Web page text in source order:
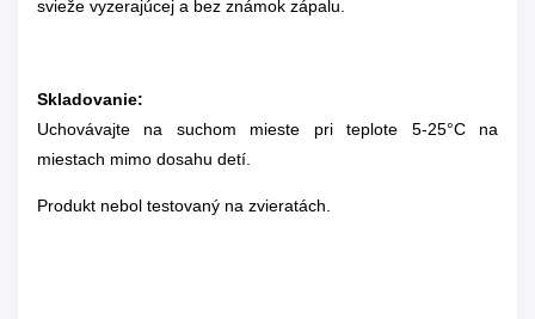
svieže vyzerajúcej a bez známok zápalu.
Skladovanie:
Uchovávajte na suchom mieste pri teplote 5-25°C na
miestach mimo dosahu detí.
Produkt nebol testovaný na zvieratách.